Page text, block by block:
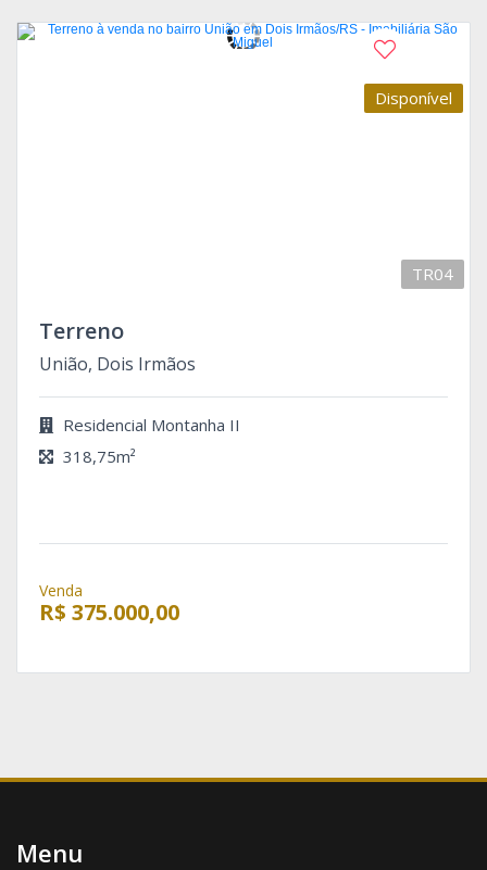
Disponível
TR04
Terreno
União, Dois Irmãos
Residencial Montanha II
318,75m²
Venda
R$ 375.000,00
Menu